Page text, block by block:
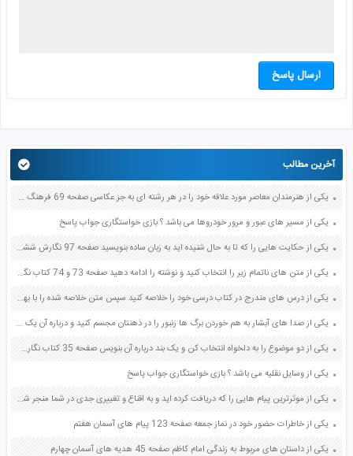
ارسال پاسخ
آخرین مطالب
یکی از هنرمندان معاصر مورد علاقه خود را در هر رشته ای به جز عکاسی صفحه 69 فرهنگ و هنر نهم
یکی از مسیر های عبور و مرور خودروها می باشد ؟ بازی خواستگاری جواب پاسخ
یکی از حکایت هایی را که تا به حال شنیده اید به زبان ساده بنویسید صفحه 97 نگارش ششم دبستان
یکی از متن های ناتمام زیر را انتخاب کنید و نوشته را ادامه دهید صفحه 73 و 74 کتاب نگارش فارسی پنجم دبستان
یکی از درس های مندرج در کتاب درسی خود را خلاصه کنید سپس متن خلاصه شده را با بهره گیری از روش های دسته بندی نمودار جدول نقشه مفهومی نشان دهید صفحه 118 نگارش یازدهم
یکی از صدا های آبشار به هم خوردن برگ ها زنبور را در ذهنتان مجسم کنید و درباره آن یک بند بنویسید صفحه 11 نگارش پنجم
یکی از دو موضوع را به دلخواه انتخاب کن و یک بند درباره آن بنویس صفحه 35 کتاب نگارش فارسی سوم
یکی از وسایل نقلیه می باشد ؟ بازی خواستگاری جواب پاسخ
یکی از موثرترین پیام هایی را که دریافت کرده اید و به اقناع و تغییری جدی در شما منجر شده است برسی کنید و علت این تاثیر گذاری قابل توجه را بنویسید صفحه 52 تفکر و سواد رسانه ای دهم
یکی از خاطرات حضور خود در نماز جمعه صفحه 123 پیام های آسمان هفتم
یکی از داستان های مربوط به زندگی امام کاظم صفحه 45 هدیه های آسمان چهارم